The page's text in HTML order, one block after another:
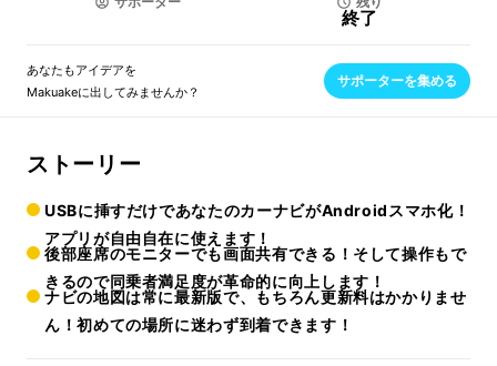
終了
あなたもアイデアを
Makuakeに出してみませんか？
サポーターを集める
ストーリー
USBに挿すだけであなたのカーナビがAndroidスマホ化！
アプリが自由自在に使えます！
後部座席のモニターでも画面共有できる！そして操作もで
きるので同乗者満足度が革命的に向上します！
ナビの地図は常に最新版で、もちろん更新料はかかりませ
ん！初めての場所に迷わず到着できます！